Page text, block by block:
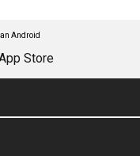
Android